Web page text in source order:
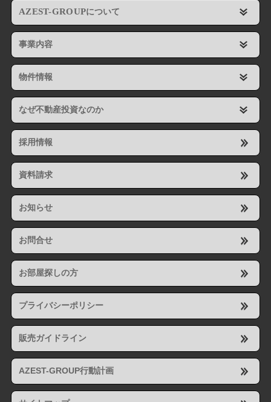
AZEST-GROUPについて
事業内容
物件情報
なぜ不動産投資なのか
採用情報
資料請求
お知らせ
お問合せ
お部屋探しの方
プライバシーポリシー
販売ガイドライン
AZEST-GROUP行動計画